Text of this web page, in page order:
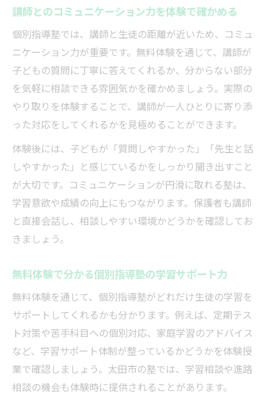
講師とのコミュニケーション力を体験で確かめる
個別指導塾では、講師と生徒の距離が近いため、コミュ
ニケーション力が重要です。無料体験を通じて、講師が
子どもの質問に丁寧に答えてくれるか、分からない部分
を気軽に相談できる雰囲気かを確かめましょう。実際の
やり取りを体験することで、講師が一人ひとりに寄り添
った対応をしてくれるかを見極めることができます。
体験後には、子どもが「質問しやすかった」「先生と話
しやすかった」と感じているかをしっかり聞き出すこと
が大切です。コミュニケーションが円滑に取れる塾は、
学習意欲や成績の向上にもつながります。保護者も講師
と直接会話し、相談しやすい環境かどうかを確認してお
きましょう。
無料体験で分かる個別指導塾の学習サポート力
無料体験を通じて、個別指導塾がどれだけ生徒の学習を
サポートしてくれるかも分かります。例えば、定期テス
ト対策や苦手科目への個別対応、家庭学習のアドバイス
など、学習サポート体制が整っているかどうかを体験授
業で確認しましょう。太田市の塾では、学習相談や進路
相談の機会も体験時に提供されることがあります。